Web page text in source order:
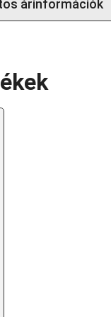
árinformációk